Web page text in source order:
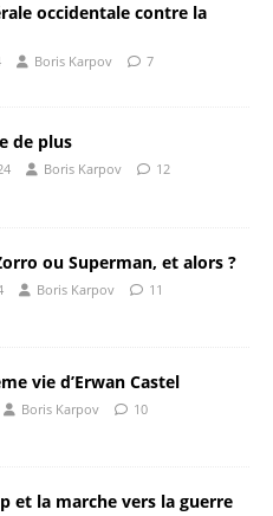
occidentale contre la
Boris Karpov 7
de plus
Boris Karpov 12
ou Superman, et alors ?
Boris Karpov 11
vie d’Erwan Castel
Boris Karpov 10
et la marche vers la guerre